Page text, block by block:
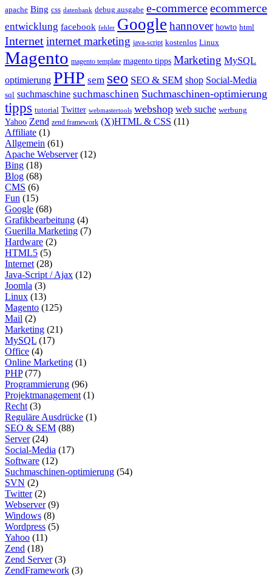
apache Bing css datenbank debug ausgabe e-commerceecommerce
entwicklung facebook fehler Google hannover howto html
Internetinternet marketing java-script kostenlos Linux
Magento magento template magento tipps Marketing MySQL
optimierung PHP sem seo SEO & SEM shop Social-Media
sql suchmaschine suchmaschinen Suchmaschinen-optimierung
tipps tutorial Twitter webmastertools webshop web suche werbung
Yahoo Zend zend framework (X)HTML & CSS (11)
Affiliate (1)
Allgemein (61)
Apache Webserver(12)
Bing (18)
Blog (68)
CMS (6)
Fun (15)
Google (68)
Grafikbearbeitung (4)
Guerilla Marketing (7)
Hardware (2)
HTML5 (5)
Internet (28)
Java-Script / Ajax (12)
Joomla (3)
Linux (13)
Magento (125)
Mail (2)
Marketing (21)
MySQL (17)
Office (4)
Online Marketing (1)
PHP(77)
Programmierung (96)
Projektmanagement (1)
Recht (3)
Reguläre Ausdrücke (1)
SEO & SEM (88)
Server(24)
Social-Media (17)
Software (12)
Suchmaschinen-optimierung (54)
SVN (2)
Twitter(2)
Webserver(9)
Windows (8)
Wordpress (5)
Yahoo (11)
Zend (18)
Zend Server(3)
ZendFramework (3)